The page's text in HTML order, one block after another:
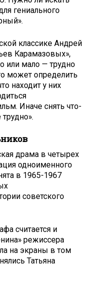
гениального
классике Андрей
Карамазовых»,
или мало — трудно
может определить
находит у них
Иначе снять что-
драма в четырех
одноименного
в 1965-1967
советского
считается и
режиссера
на экраны в том
Татьяна